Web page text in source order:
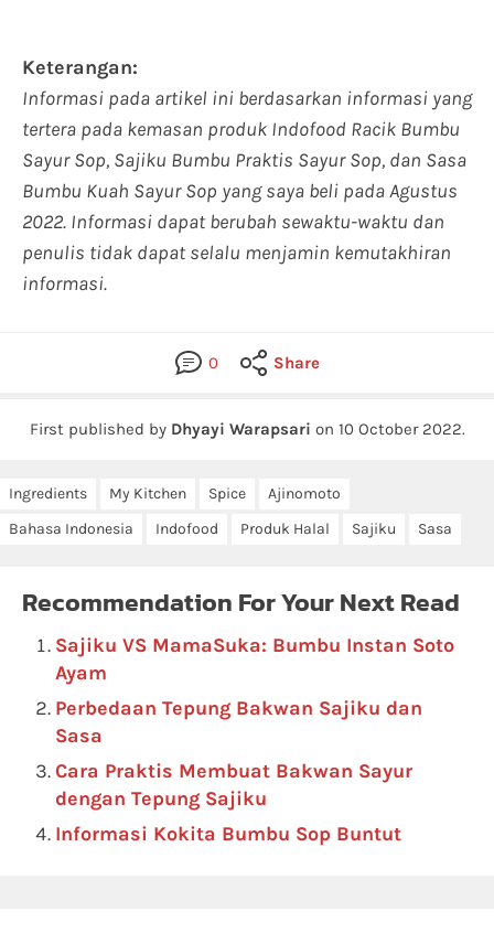
Keterangan:
Informasi pada artikel ini berdasarkan informasi yang
tertera pada kemasan produk Indofood Racik Bumbu
Sayur Sop, Sajiku Bumbu Praktis Sayur Sop, dan Sasa
Bumbu Kuah Sayur Sop yang saya beli pada Agustus
2022. Informasi dapat berubah sewaktu-waktu dan
penulis tidak dapat selalu menjamin kemutakhiran
informasi.
0 Share
First published by Dhyayi Warapsari on 10 October 2022.
Ingredients My Kitchen Spice
Ajinomoto
Bahasa Indonesia
Indofood Produk Halal Sajiku Sasa
Recommendation For Your Next Read
Sajiku VS MamaSuka: Bumbu Instan Soto
Ayam
Perbedaan Tepung Bakwan Sajiku dan
Sasa
Cara Praktis Membuat Bakwan Sayur
dengan Tepung Sajiku
Informasi Kokita Bumbu Sop Buntut